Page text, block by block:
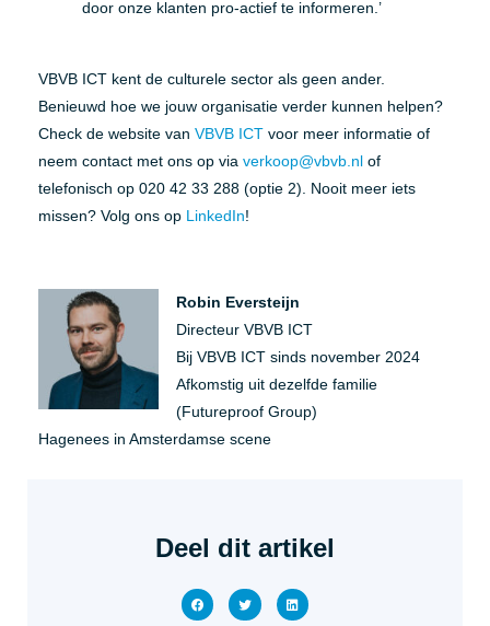
door onze klanten pro-actief te informeren.’
VBVB ICT kent de culturele sector als geen ander.
Benieuwd hoe we jouw organisatie verder kunnen helpen?
Check de website van VBVB ICT voor meer informatie of
neem contact met ons op via verkoop@vbvb.nl of
telefonisch op 020 42 33 288 (optie 2). Nooit meer iets
missen? Volg ons op LinkedIn!
Robin Eversteijn
Directeur VBVB ICT
Bij VBVB ICT sinds november 2024
Afkomstig uit dezelfde familie
(Futureproof Group)
Hagenees in Amsterdamse scene
Deel dit artikel